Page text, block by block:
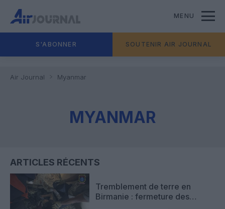
MENU
S'ABONNER SOUTENIR AIR JOURNAL
Air Journal Myanmar
MYANMAR
ARTICLES RÉCENTS
Tremblement de terre en
Birmanie : fermeture des